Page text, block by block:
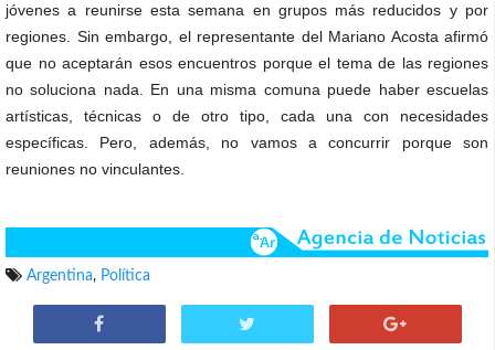
jóvenes a reunirse esta semana en grupos más reducidos y por
regiones. Sin embargo, el representante del Mariano Acosta afirmó
que no aceptarán esos encuentros porque el tema de las regiones
no soluciona nada. En una misma comuna puede haber escuelas
artísticas, técnicas o de otro tipo, cada una con necesidades
específicas. Pero, además, no vamos a concurrir porque son
reuniones no vinculantes.
Argentina, Política